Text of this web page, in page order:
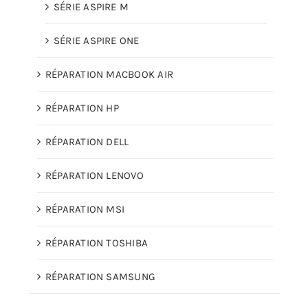
SÉRIE ASPIRE M
SÉRIE ASPIRE ONE
RÉPARATION MACBOOK AIR
RÉPARATION HP
RÉPARATION DELL
RÉPARATION LENOVO
RÉPARATION MSI
RÉPARATION TOSHIBA
RÉPARATION SAMSUNG